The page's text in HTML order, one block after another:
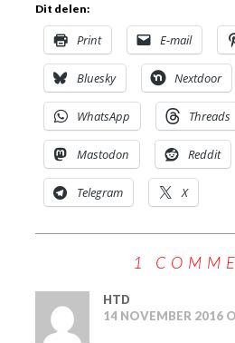
Dit delen:
Print E-mail
Bluesky Nextdoor
WhatsApp Threads
Mastodon Reddit
Telegram X
1
HTD
14 NOVEMBER 2016